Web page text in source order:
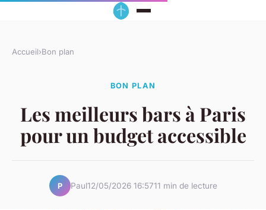
Accueil›Bon plan
BON PLAN
Les meilleurs bars à Paris
pour un budget accessible
P Paul12/05/2026 16:5711 min de lecture